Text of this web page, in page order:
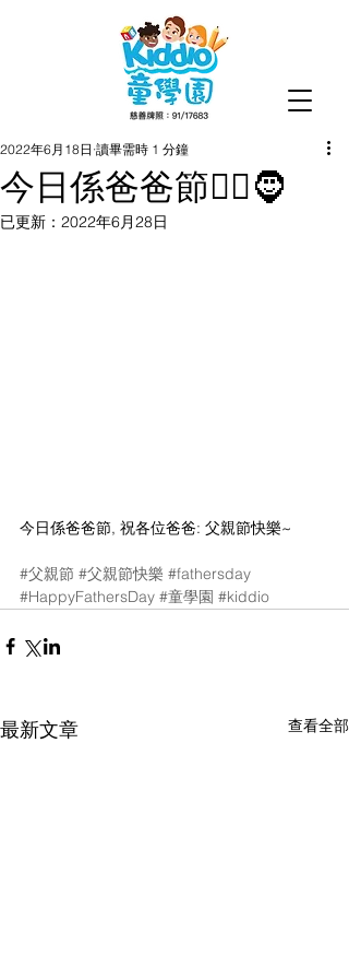
今日係爸爸節👱‍♂️🧔
2022年6月18日 讀畢需時 1 分鐘
已更新： 2022年6月28日
今日係爸爸節, 祝各位爸爸: 父親節快樂~
#父親節 #父親節快樂 #fathersday
#HappyFathersDay #童學園 #kiddio
最新文章 查看全部